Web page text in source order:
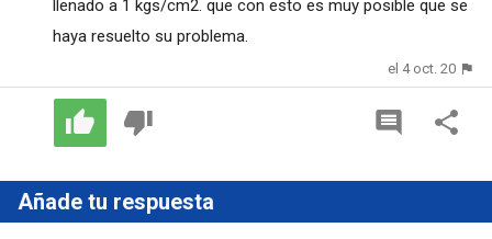
llenado a 1 kgs/cm2. que con esto es muy posible que se
haya resuelto su problema.
el 4 oct. 20
Añade tu respuesta